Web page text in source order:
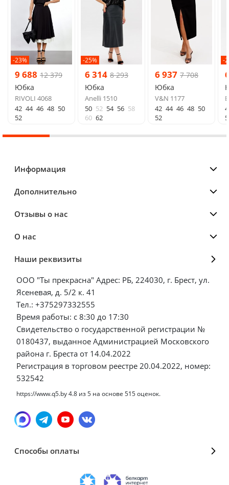
-23%
9 688 12 379
Юбка
RIVOLI 4068
42 44 46 48 50
52
-25%
6 314 8 293
Юбка
Anelli 1510
50 52 54 56 58
60 62
6 937 7 708
Юбка
V&N 1177
42 44 46 48 50
52
-
Информация
Дополнительно
Отзывы о нас
О нас
Наши реквизиты
ООО "Ты прекрасна" Адрес: РБ, 224030, г. Брест, ул.
Ясеневая, д. 5/2 к. 41
Тел.: +375297332555
Время работы: с 8:30 до 17:30
Свидетельство о государственной регистрации №
0180437, выданное Администрацией Московского
района г. Бреста от 14.04.2022
Регистрация в торговом реестре 20.04.2022, номер:
532542
https://www.q5.by4.8 из5 на основе 515оценок.
Способы оплаты